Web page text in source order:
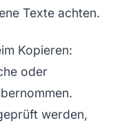
Texte achten.
Kopieren:
oder
werden,